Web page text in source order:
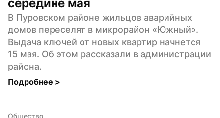
середине мая
В Пуровском районе жильцов аварийных
домов переселят в микрорайон «Южный».
Выдача ключей от новых квартир начнется
15 мая. Об этом рассказали в администрации
района.
Подробнее >
Общество